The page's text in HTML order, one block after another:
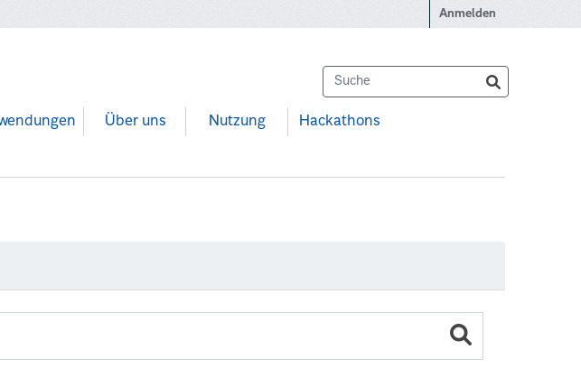
Anmelden
Über uns Nutzung Hackathons